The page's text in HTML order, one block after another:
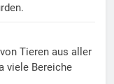
Tieren aus aller
viele Bereiche